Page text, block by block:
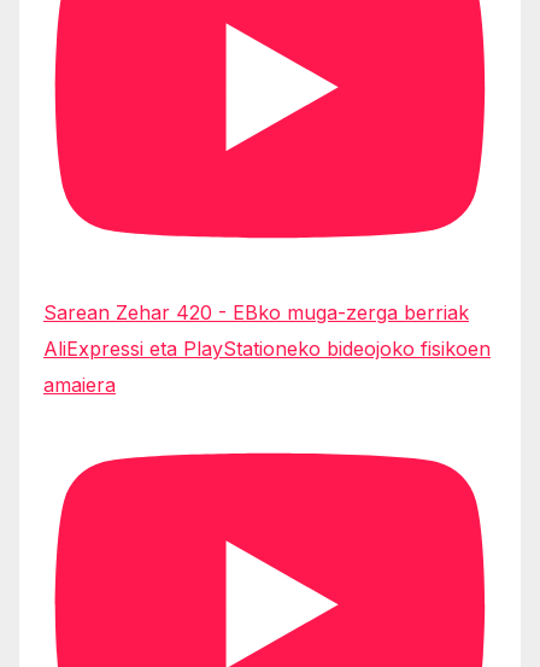
Sarean Zehar 420 - EBko muga-zerga berriak
AliExpressi eta PlayStationeko bideojoko fisikoen
amaiera